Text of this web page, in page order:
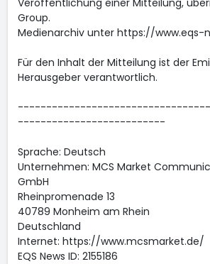
Veröffentlichung einer Mitteilung,
Group.
Medienarchiv unter https://www.eqs-
Für den Inhalt der Mitteilung ist der
Herausgeber verantwortlich.
--------------------------
Sprache: Deutsch
Unternehmen: MCS Market
GmbH
Rheinpromenade 13
40789 Monheim am Rhein
Deutschland
Internet: https://www.mcsmarket.de/
EQS News ID: 2155186